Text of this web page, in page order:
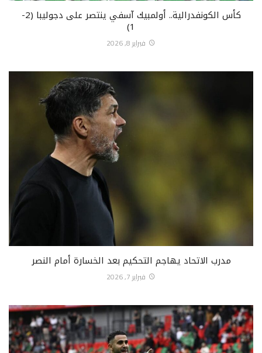
كأس الكونفدرالية.. أولمبيك آسفي ينتصر على دجوليبا (2-
1)
فبراير 8, 2026
مدرب الاتحاد يهاجم التحكيم بعد الخسارة أمام النصر
فبراير 7, 2026